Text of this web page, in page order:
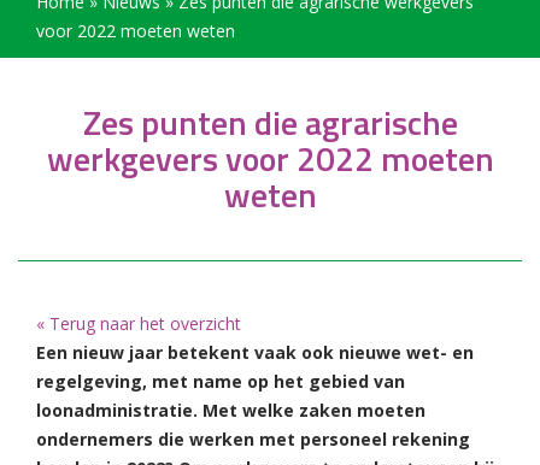
voor 2022 moeten weten
Zes punten die agrarische
werkgevers voor 2022 moeten
weten
« Terug naar het overzicht
Een nieuw jaar betekent vaak ook nieuwe wet- en
regelgeving, met name op het gebied van
loonadministratie. Met welke zaken moeten
ondernemers die werken met personeel rekening